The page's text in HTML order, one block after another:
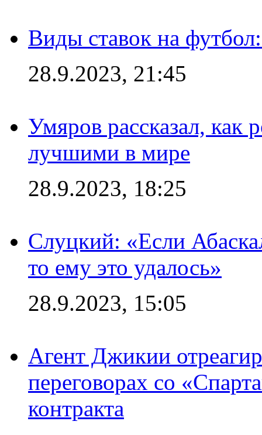
Виды ставок на
28.9.2023, 21:45
Умяров рассказал, как
лучшими в мире
28.9.2023, 18:25
Слуцкий: «Если
то ему это удалось»
28.9.2023, 15:05
Агент Джикии
переговорах со
контракта